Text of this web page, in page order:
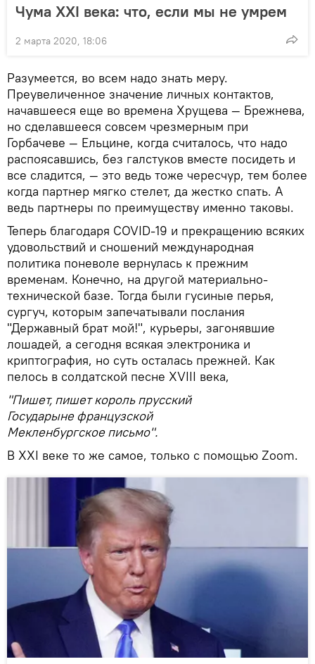
Чума XXI века: что, если мы не умрем
2 марта 2020, 18:06
Разумеется, во всем надо знать меру.
Преувеличенное значение личных контактов,
начавшееся еще во времена Хрущева — Брежнева,
но сделавшееся совсем чрезмерным при
Горбачеве — Ельцине, когда считалось, что надо
распоясавшись, без галстуков вместе посидеть и
все сладится, — это ведь тоже чересчур, тем более
когда партнер мягко стелет, да жестко спать. А
ведь партнеры по преимуществу именно таковы.
Теперь благодаря COVID-19 и прекращению всяких
удовольствий и сношений международная
политика поневоле вернулась к прежним
временам. Конечно, на другой материально-
технической базе. Тогда были гусиные перья,
сургуч, которым запечатывали послания
"Державный брат мой!", курьеры, загонявшие
лошадей, а сегодня всякая электроника и
криптография, но суть осталась прежней. Как
пелось в солдатской песне XVIII века,
"Пишет, пишет король прусский
Государыне французской
Мекленбургское письмо".
В XXI веке то же самое, только с помощью Zoom.